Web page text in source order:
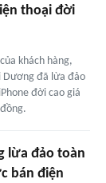
thoại đời
khách hàng,
đã lừa đảo
đời cao giá
lừa đảo toàn
bán điện